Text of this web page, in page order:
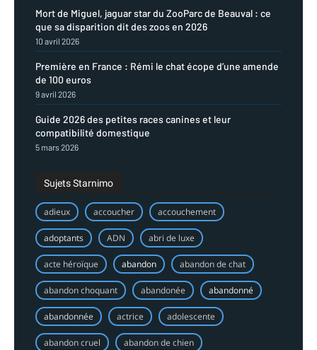
Mort de Miguel, jaguar star du ZooParc de Beauval : ce
que sa disparition dit des zoos en 2026
10 avril 2026
Première en France : Rémi le chat écope d’une amende
de 100 euros
9 avril 2026
Guide 2026 des petites races canines et leur
compatibilité domestique
5 mars 2026
Sujets Starnimo
adieux accoucher accouchement
adoptants ADN abri de luxe
acte héroïque abandon abandon de chat
abandon choquant abandonée abandonné
abandonnée actrice adolescente
abandon cruel abandon de chien